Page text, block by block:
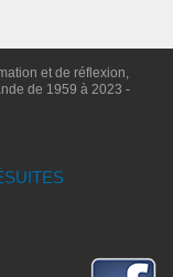
et de réflexion,
de 1959 à 2023 -